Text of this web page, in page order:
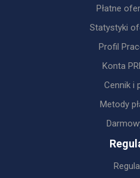
Płatne
Statystyki
Profil
Konta
Cennik i
Metody